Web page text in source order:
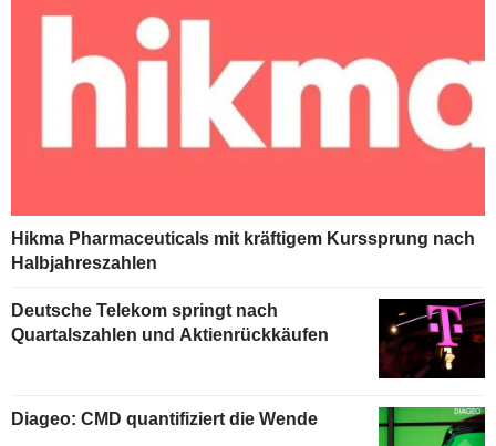
Hikma Pharmaceuticals mit kräftigem Kurssprung nach
Halbjahreszahlen
Deutsche Telekom springt nach
Quartalszahlen und Aktienrückkäufen
Diageo: CMD quantifiziert die Wende